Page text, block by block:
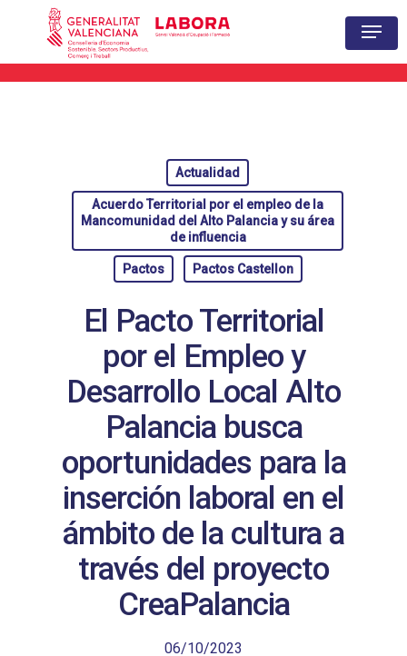
Actualidad
Acuerdo Territorial por el empleo de la
Mancomunidad del Alto Palancia y su área
de influencia
Pactos Pactos Castellon
El Pacto Territorial
por el Empleo y
Desarrollo Local Alto
Palancia busca
oportunidades para la
inserción laboral en el
ámbito de la cultura a
través del proyecto
CreaPalancia
06/10/2023